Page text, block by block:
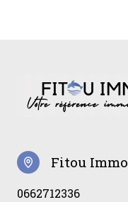
Fitou Immo
0662712336